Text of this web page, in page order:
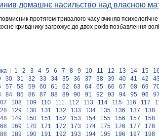
домашнє насильство над власною
протягом тривалого часу вчиняв
кривднику загрожує до двох років позбавлення
1 2 3 4 5 6 7 8 9 10 11 12 13 14 15 16
30 31 32 33 34 35 36 37 38 39 40 41 42 43
57 58 59 60 61 62 63 64 65 66 67 68 69
84 85 86 87 88 89 90 91 92 93 94 95 96 97
108 109 110 111 112 113 114 115 116 117
129 130 131 132 133 134 135 136 137 138
149 150 151 152 153 154 155 156 157 158
169 170 171 172 173 174 175 176 177 178
189 190 191 192 193 194 195 196 197 198